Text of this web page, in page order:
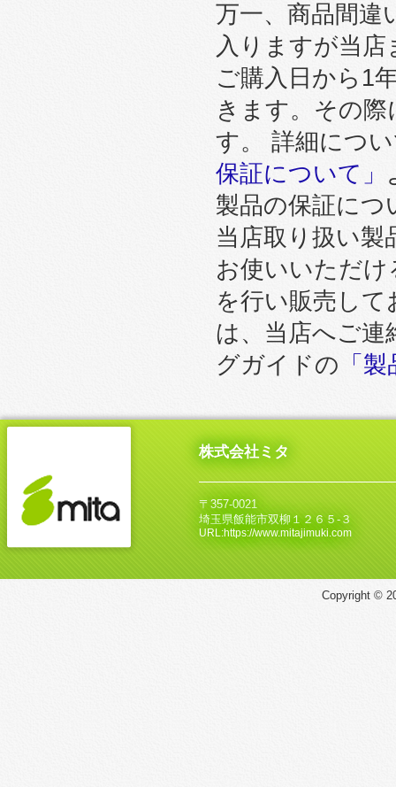
万一、商品間違
入りますが当
ご購入日から1
きます。その
す。 詳細につ
保証について」
製品の保証につ
当店取り扱い
お使いいただけ
を行い販売し
は、当店へご
グガイドの 「
株式会社ミタ
〒357-0021
埼玉県飯能市双柳１２６５‐３
URL:https://www.mitajimuki.com
Copyright ©